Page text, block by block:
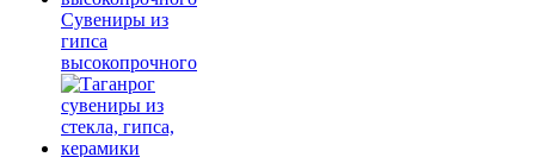
Сувениры из
гипса
высокопрочного